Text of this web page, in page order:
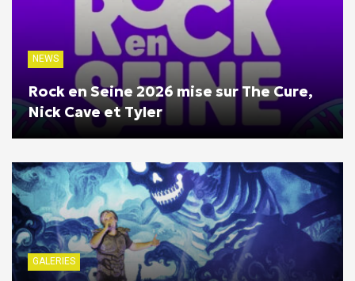
NEWS
Rock en Seine 2026 mise sur The Cure,
Nick Cave et Tyler
GALERIES